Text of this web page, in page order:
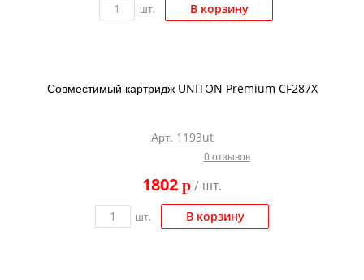
Samsung
Для франкировальной машины
Ленточные картриджи
шт. В корзину
Совместимый картридж UNITON Premium CF287X
Арт. 1193ut
0 отзывов
1802 p/ шт.
шт. В корзину